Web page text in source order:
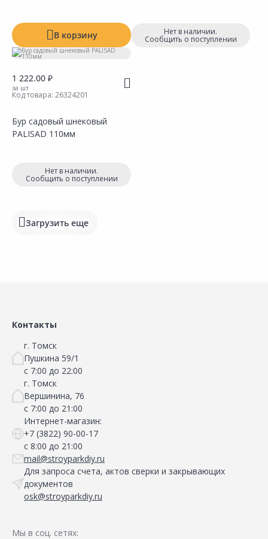
В корзину Нет в наличии.
Сообщить о поступлении
1 222.00 ₽
за шт
Код товара: 26324201
Бур садовый шнековый
PALISAD 110мм
Нет в наличии.
Сообщить о поступлении
Загрузить еще
Контакты
г. Томск
Пушкина 59/1
с 7:00 до 22:00
г. Томск
Вершинина, 76
с 7:00 до 21:00
Интернет-магазин:
+7 (3822) 90-00-17
с 8:00 до 21:00
mail@stroyparkdiy.ru
Для запроса счета, актов сверки и закрывающих
документов
osk@stroyparkdiy.ru
Мы в соц. сетях: